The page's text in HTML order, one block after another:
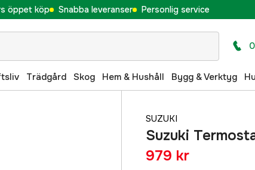
öppet köp Snabba leveranser Personlig service
Trädgård Skog Hem & Hushåll Bygg & Verktyg
SUZUKI
Suzuki
979 kr